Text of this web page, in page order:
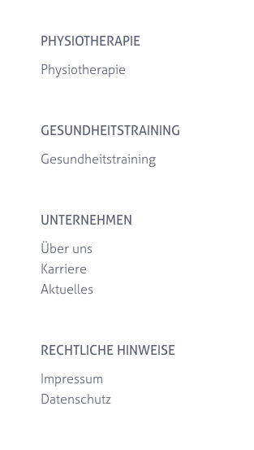
PHYSIOTHERAPIE
Physiotherapie
GESUNDHEITSTRAINING
Gesundheitstraining
UNTERNEHMEN
Über uns
Karriere
Aktuelles
RECHTLICHE HINWEISE
Impressum
Datenschutz